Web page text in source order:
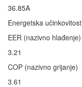
36.85A
Energetska učinkovitost
EER (nazivno hlađenje)
3.21
COP (nazivno grijanje)
3.61